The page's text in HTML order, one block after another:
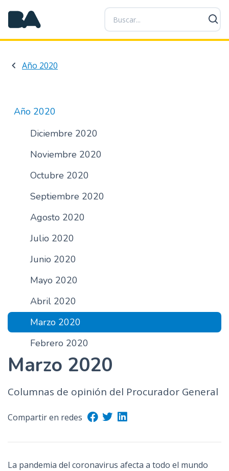
P
a
s
a
Año 2020
Año 2020
Diciembre 2020
Noviembre 2020
Octubre 2020
Septiembre 2020
Agosto 2020
Julio 2020
Junio 2020
Mayo 2020
Abril 2020
Marzo 2020
Febrero 2020
Marzo 2020
Columnas de opinión del Procurador General
Compartir en redes
La pandemia del coronavirus afecta a todo el mundo